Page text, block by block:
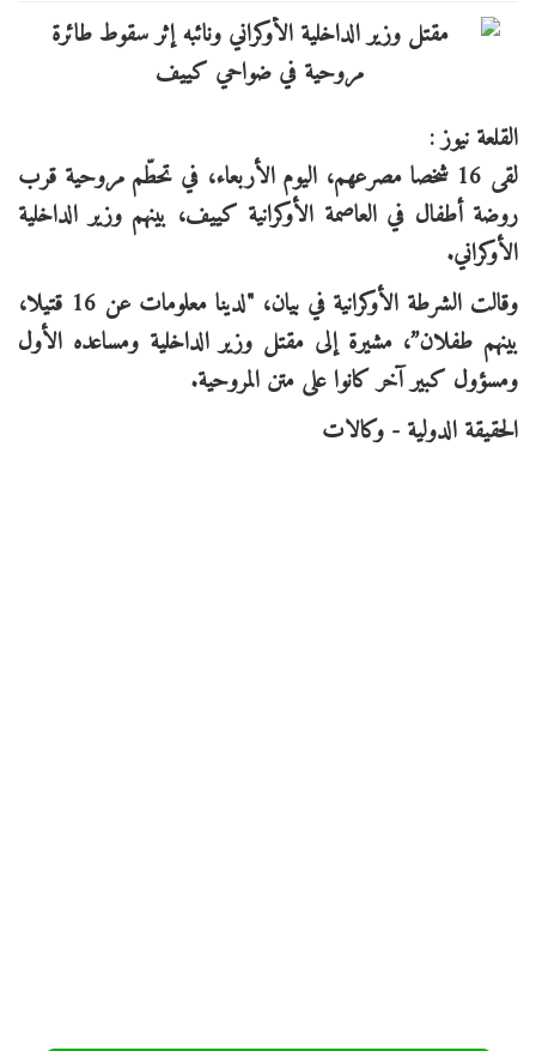
القلعة نيوز :
لقى 16 شخصا مصرعهم، اليوم الأربعاء، في تحطّم مروحية قرب
روضة أطفال في العاصمة الأوكرانية كييف، بينهم وزير الداخلية
الأوكراني.
وقالت الشرطة الأوكرانية في بيان، "لدينا معلومات عن 16 قتيلا،
بينهم طفلان”، مشيرة إلى مقتل وزير الداخلية ومساعده الأول
ومسؤول كبير آخر كانوا على متن المروحية.
الحقيقة الدولية - وكالات